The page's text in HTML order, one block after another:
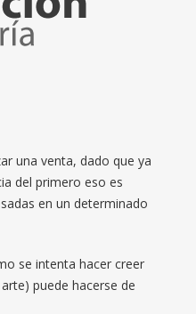
una venta, dado que ya
del primero eso es
en un determinado
se intenta hacer creer
puede hacerse de